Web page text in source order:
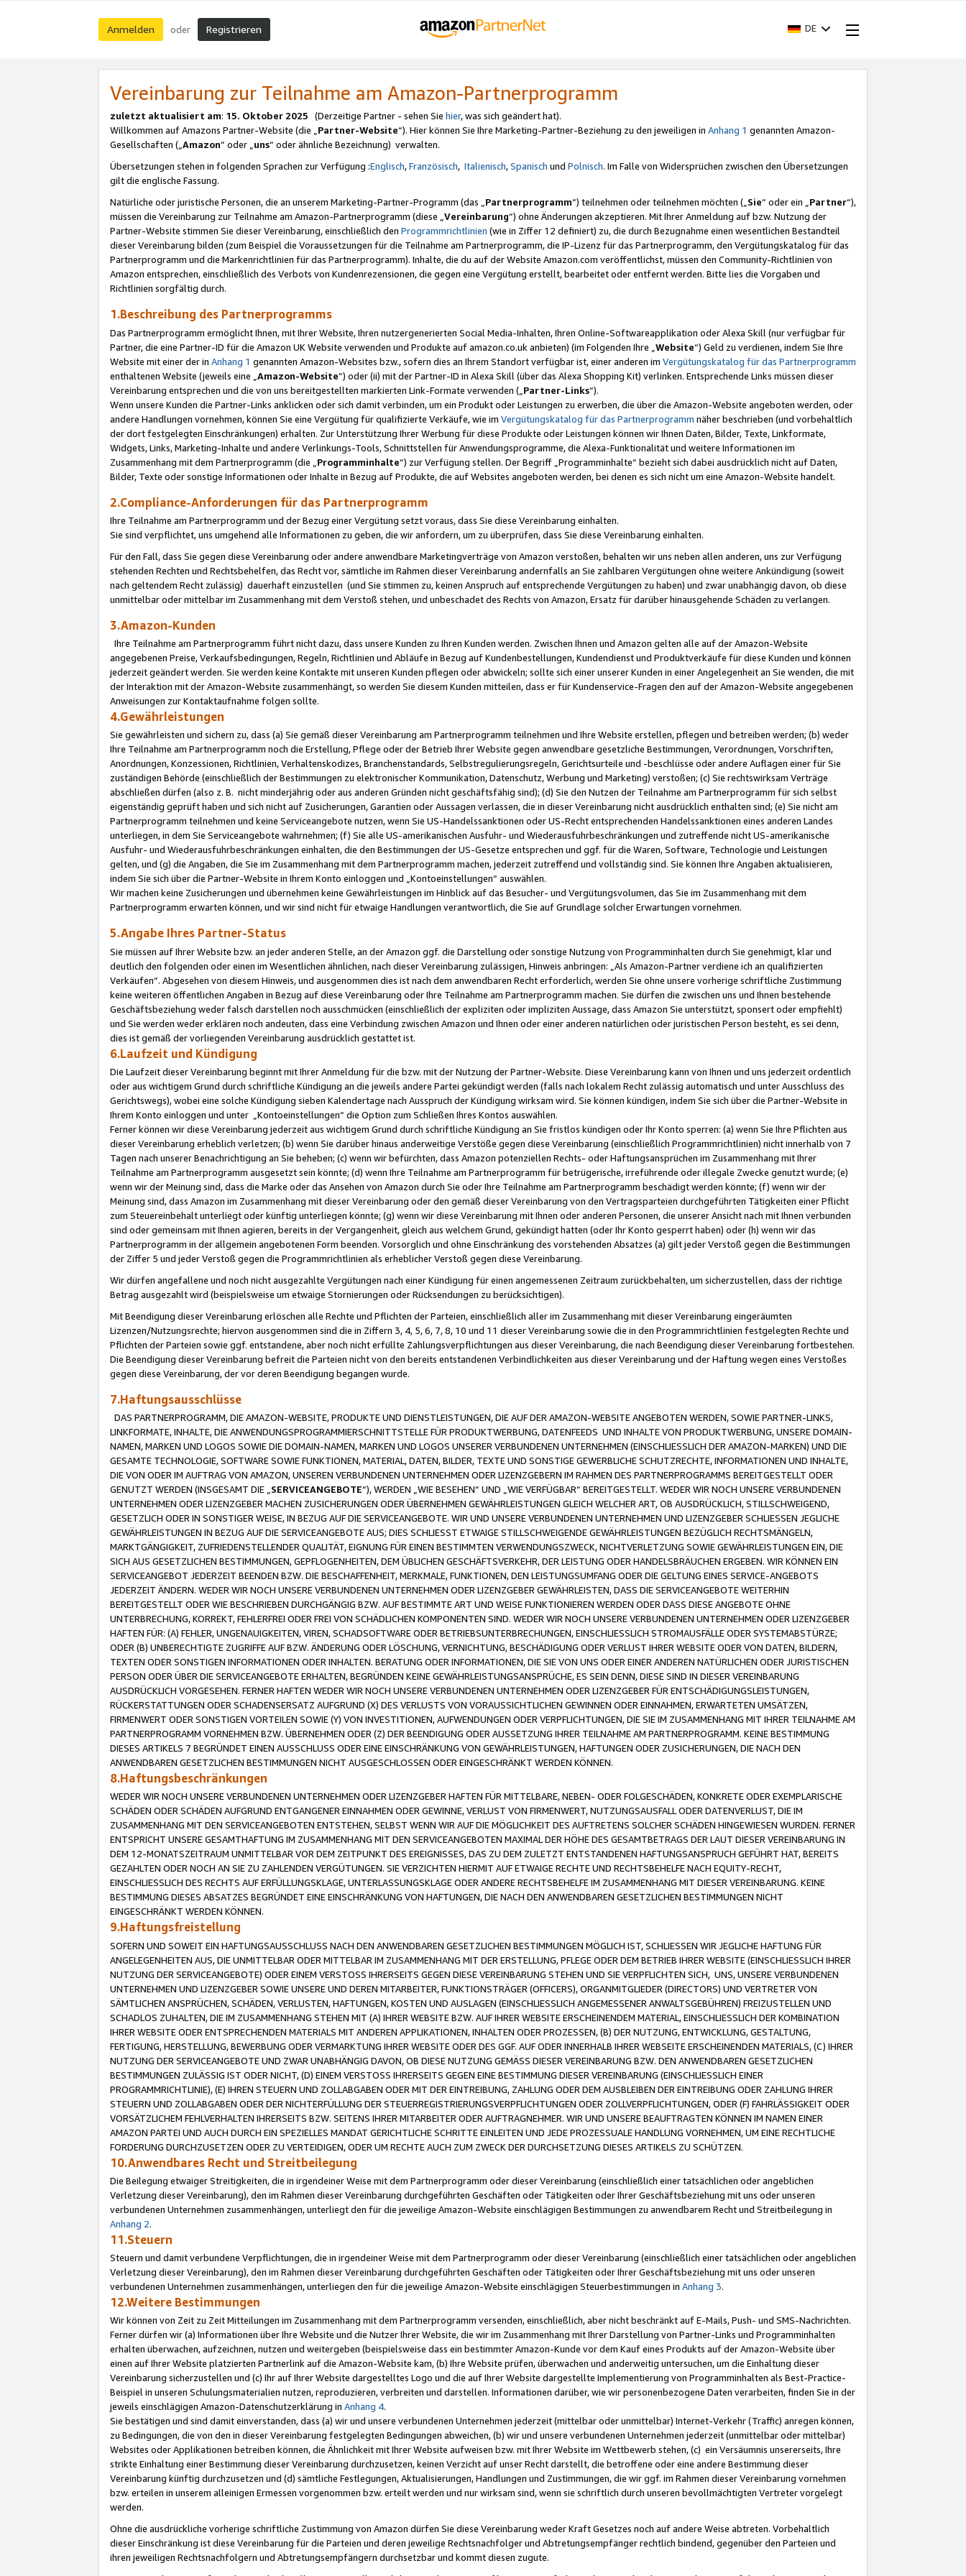
Anmelden oder Registrieren DE
Vereinbarung zur Teilnahme am Amazon-Partnerprogramm
zuletzt aktualisiert am: 15. Oktober 2025 (Derzeitige Partner - sehen Sie hier, was sich geändert hat).
Willkommen auf Amazons Partner-Website (die „Partner-Website“). Hier können Sie Ihre Marketing-Partner-Beziehung zu den jeweiligen in Anhang 1 genannten Amazon-
Gesellschaften („Amazon“ oder „uns“ oder ähnliche Bezeichnung) verwalten.
Übersetzungen stehen in folgenden Sprachen zur Verfügung :Englisch,Französisch, Italienisch,Spanisch und Polnisch. Im Falle von Widersprüchen zwischen den Übersetzungen
gilt die englische Fassung.
Natürliche oder juristische Personen, die an unserem Marketing-Partner-Programm (das „Partnerprogramm“) teilnehmen oder teilnehmen möchten („Sie“ oder ein „Partner“),
müssen die Vereinbarung zur Teilnahme am Amazon-Partnerprogramm (diese „Vereinbarung“) ohne Änderungen akzeptieren. Mit Ihrer Anmeldung auf bzw. Nutzung der
Partner-Website stimmen Sie dieser Vereinbarung, einschließlich den Programmrichtlinien (wie in Ziffer 12 definiert) zu, die durch Bezugnahme einen wesentlichen Bestandteil
dieser Vereinbarung bilden (zum Beispiel die Voraussetzungen für die Teilnahme am Partnerprogramm, die IP-Lizenz für das Partnerprogramm, den Vergütungskatalog für das
Partnerprogramm und die Markenrichtlinien für das Partnerprogramm). Inhalte, die du auf der Website Amazon.com veröffentlichst, müssen den Community-Richtlinien von
Amazon entsprechen, einschließlich des Verbots von Kundenrezensionen, die gegen eine Vergütung erstellt, bearbeitet oder entfernt werden. Bitte lies die Vorgaben und
Richtlinien sorgfältig durch.
1.Beschreibung des Partnerprogramms
Das Partnerprogramm ermöglicht Ihnen, mit Ihrer Website, Ihren nutzergenerierten Social Media-Inhalten, Ihren Online-Softwareapplikation oder Alexa Skill (nur verfügbar für
Partner, die eine Partner-ID für die Amazon UK Website verwenden und Produkte auf amazon.co.uk anbieten) (im Folgenden Ihre „ Website“) Geld zu verdienen, indem Sie Ihre
Website mit einer der in Anhang 1 genannten Amazon-Websites bzw., sofern dies an Ihrem Standort verfügbar ist, einer anderen im Vergütungskatalog für das Partnerprogramm
enthaltenen Website (jeweils eine „ Amazon-Website“) oder (ii) mit der Partner-ID in Alexa Skill (über das Alexa Shopping Kit) verlinken. Entsprechende Links müssen dieser
Vereinbarung entsprechen und die von uns bereitgestellten markierten Link-Formate verwenden („ Partner-Links“).
Wenn unsere Kunden die Partner-Links anklicken oder sich damit verbinden, um ein Produkt oder Leistungen zu erwerben, die über die Amazon-Website angeboten werden, oder
andere Handlungen vornehmen, können Sie eine Vergütung für qualifizierte Verkäufe, wie im Vergütungskatalog für das Partnerprogramm näher beschrieben (und vorbehaltlich
der dort festgelegten Einschränkungen) erhalten. Zur Unterstützung Ihrer Werbung für diese Produkte oder Leistungen können wir Ihnen Daten, Bilder, Texte, Linkformate,
Widgets, Links, Marketing-Inhalte und andere Verlinkungs-Tools, Schnittstellen für Anwendungsprogramme, die Alexa-Funktionalität und weitere Informationen im
Zusammenhang mit dem Partnerprogramm (die „ Programminhalte“) zur Verfügung stellen. Der Begriff „Programminhalte“ bezieht sich dabei ausdrücklich nicht auf Daten,
Bilder, Texte oder sonstige Informationen oder Inhalte in Bezug auf Produkte, die auf Websites angeboten werden, bei denen es sich nicht um eine Amazon-Website handelt.
2.Compliance-Anforderungen für das Partnerprogramm
Ihre Teilnahme am Partnerprogramm und der Bezug einer Vergütung setzt voraus, dass Sie diese Vereinbarung einhalten.
Sie sind verpflichtet, uns umgehend alle Informationen zu geben, die wir anfordern, um zu überprüfen, dass Sie diese Vereinbarung einhalten.
Für den Fall, dass Sie gegen diese Vereinbarung oder andere anwendbare Marketingverträge von Amazon verstoßen, behalten wir uns neben allen anderen, uns zur Verfügung
stehenden Rechten und Rechtsbehelfen, das Recht vor, sämtliche im Rahmen dieser Vereinbarung andernfalls an Sie zahlbaren Vergütungen ohne weitere Ankündigung (soweit
nach geltendem Recht zulässig) dauerhaft einzustellen (und Sie stimmen zu, keinen Anspruch auf entsprechende Vergütungen zu haben) und zwar unabhängig davon, ob diese
unmittelbar oder mittelbar im Zusammenhang mit dem Verstoß stehen, und unbeschadet des Rechts von Amazon, Ersatz für darüber hinausgehende Schäden zu verlangen.
3.Amazon-Kunden
Ihre Teilnahme am Partnerprogramm führt nicht dazu, dass unsere Kunden zu Ihren Kunden werden. Zwischen Ihnen und Amazon gelten alle auf der Amazon-Website
angegebenen Preise, Verkaufsbedingungen, Regeln, Richtlinien und Abläufe in Bezug auf Kundenbestellungen, Kundendienst und Produktverkäufe für diese Kunden und können
jederzeit geändert werden. Sie werden keine Kontakte mit unseren Kunden pflegen oder abwickeln; sollte sich einer unserer Kunden in einer Angelegenheit an Sie wenden, die mit
der Interaktion mit der Amazon-Website zusammenhängt, so werden Sie diesem Kunden mitteilen, dass er für Kundenservice-Fragen den auf der Amazon-Website angegebenen
Anweisungen zur Kontaktaufnahme folgen sollte.
4.Gewährleistungen
Sie gewährleisten und sichern zu, dass (a) Sie gemäß dieser Vereinbarung am Partnerprogramm teilnehmen und Ihre Website erstellen, pflegen und betreiben werden; (b) weder
Ihre Teilnahme am Partnerprogramm noch die Erstellung, Pflege oder der Betrieb Ihrer Website gegen anwendbare gesetzliche Bestimmungen, Verordnungen, Vorschriften,
Anordnungen, Konzessionen, Richtlinien, Verhaltenskodizes, Branchenstandards, Selbstregulierungsregeln, Gerichtsurteile und -beschlüsse oder andere Auflagen einer für Sie
zuständigen Behörde (einschließlich der Bestimmungen zu elektronischer Kommunikation, Datenschutz, Werbung und Marketing) verstoßen; (c) Sie rechtswirksam Verträge
abschließen dürfen (also z. B. nicht minderjährig oder aus anderen Gründen nicht geschäftsfähig sind); (d) Sie den Nutzen der Teilnahme am Partnerprogramm für sich selbst
eigenständig geprüft haben und sich nicht auf Zusicherungen, Garantien oder Aussagen verlassen, die in dieser Vereinbarung nicht ausdrücklich enthalten sind; (e) Sie nicht am
Partnerprogramm teilnehmen und keine Serviceangebote nutzen, wenn Sie US-Handelssanktionen oder US-Recht entsprechenden Handelssanktionen eines anderen Landes
unterliegen, in dem Sie Serviceangebote wahrnehmen; (f) Sie alle US-amerikanischen Ausfuhr- und Wiederausfuhrbeschränkungen und zutreffende nicht US-amerikanische
Ausfuhr- und Wiederausfuhrbeschränkungen einhalten, die den Bestimmungen der US-Gesetze entsprechen und ggf. für die Waren, Software, Technologie und Leistungen
gelten, und (g) die Angaben, die Sie im Zusammenhang mit dem Partnerprogramm machen, jederzeit zutreffend und vollständig sind. Sie können Ihre Angaben aktualisieren,
indem Sie sich über die Partner-Website in Ihrem Konto einloggen und „Kontoeinstellungen“ auswählen.
Wir machen keine Zusicherungen und übernehmen keine Gewährleistungen im Hinblick auf das Besucher- und Vergütungsvolumen, das Sie im Zusammenhang mit dem
Partnerprogramm erwarten können, und wir sind nicht für etwaige Handlungen verantwortlich, die Sie auf Grundlage solcher Erwartungen vornehmen.
5.Angabe Ihres Partner-Status
Sie müssen auf Ihrer Website bzw. an jeder anderen Stelle, an der Amazon ggf. die Darstellung oder sonstige Nutzung von Programminhalten durch Sie genehmigt, klar und
deutlich den folgenden oder einen im Wesentlichen ähnlichen, nach dieser Vereinbarung zulässigen, Hinweis anbringen: „Als Amazon-Partner verdiene ich an qualifizierten
Verkäufen“. Abgesehen von diesem Hinweis, und ausgenommen dies ist nach dem anwendbaren Recht erforderlich, werden Sie ohne unsere vorherige schriftliche Zustimmung
keine weiteren öffentlichen Angaben in Bezug auf diese Vereinbarung oder Ihre Teilnahme am Partnerprogramm machen. Sie dürfen die zwischen uns und Ihnen bestehende
Geschäftsbeziehung weder falsch darstellen noch ausschmücken (einschließlich der expliziten oder impliziten Aussage, dass Amazon Sie unterstützt, sponsert oder empfiehlt)
und Sie werden weder erklären noch andeuten, dass eine Verbindung zwischen Amazon und Ihnen oder einer anderen natürlichen oder juristischen Person besteht, es sei denn,
dies ist gemäß der vorliegenden Vereinbarung ausdrücklich gestattet ist.
6.Laufzeit und Kündigung
Die Laufzeit dieser Vereinbarung beginnt mit Ihrer Anmeldung für die bzw. mit der Nutzung der Partner-Website. Diese Vereinbarung kann von Ihnen und uns jederzeit ordentlich
oder aus wichtigem Grund durch schriftliche Kündigung an die jeweils andere Partei gekündigt werden (falls nach lokalem Recht zulässig automatisch und unter Ausschluss des
Gerichtswegs), wobei eine solche Kündigung sieben Kalendertage nach Ausspruch der Kündigung wirksam wird. Sie können kündigen, indem Sie sich über die Partner-Website in
Ihrem Konto einloggen und unter „Kontoeinstellungen“ die Option zum Schließen Ihres Kontos auswählen.
Ferner können wir diese Vereinbarung jederzeit aus wichtigem Grund durch schriftliche Kündigung an Sie fristlos kündigen oder Ihr Konto sperren: (a) wenn Sie Ihre Pflichten aus
dieser Vereinbarung erheblich verletzen; (b) wenn Sie darüber hinaus anderweitige Verstöße gegen diese Vereinbarung (einschließlich Programmrichtlinien) nicht innerhalb von 7
Tagen nach unserer Benachrichtigung an Sie beheben; (c) wenn wir befürchten, dass Amazon potenziellen Rechts- oder Haftungsansprüchen im Zusammenhang mit Ihrer
Teilnahme am Partnerprogramm ausgesetzt sein könnte; (d) wenn Ihre Teilnahme am Partnerprogramm für betrügerische, irreführende oder illegale Zwecke genutzt wurde; (e)
wenn wir der Meinung sind, dass die Marke oder das Ansehen von Amazon durch Sie oder Ihre Teilnahme am Partnerprogramm beschädigt werden könnte; (f) wenn wir der
Meinung sind, dass Amazon im Zusammenhang mit dieser Vereinbarung oder den gemäß dieser Vereinbarung von den Vertragsparteien durchgeführten Tätigkeiten einer Pflicht
zum Steuereinbehalt unterliegt oder künftig unterliegen könnte; (g) wenn wir diese Vereinbarung mit Ihnen oder anderen Personen, die unserer Ansicht nach mit Ihnen verbunden
sind oder gemeinsam mit Ihnen agieren, bereits in der Vergangenheit, gleich aus welchem Grund, gekündigt hatten (oder Ihr Konto gesperrt haben) oder (h) wenn wir das
Partnerprogramm in der allgemein angebotenen Form beenden. Vorsorglich und ohne Einschränkung des vorstehenden Absatzes (a) gilt jeder Verstoß gegen die Bestimmungen
der Ziffer 5 und jeder Verstoß gegen die Programmrichtlinien als erheblicher Verstoß gegen diese Vereinbarung.
Wir dürfen angefallene und noch nicht ausgezahlte Vergütungen nach einer Kündigung für einen angemessenen Zeitraum zurückbehalten, um sicherzustellen, dass der richtige
Betrag ausgezahlt wird (beispielsweise um etwaige Stornierungen oder Rücksendungen zu berücksichtigen).
Mit Beendigung dieser Vereinbarung erlöschen alle Rechte und Pflichten der Parteien, einschließlich aller im Zusammenhang mit dieser Vereinbarung eingeräumten
Lizenzen/Nutzungsrechte; hiervon ausgenommen sind die in Ziffern 3, 4, 5, 6, 7, 8, 10 und 11 dieser Vereinbarung sowie die in den Programmrichtlinien festgelegten Rechte und
Pflichten der Parteien sowie ggf. entstandene, aber noch nicht erfüllte Zahlungsverpflichtungen aus dieser Vereinbarung, die nach Beendigung dieser Vereinbarung fortbestehen.
Die Beendigung dieser Vereinbarung befreit die Parteien nicht von den bereits entstandenen Verbindlichkeiten aus dieser Vereinbarung und der Haftung wegen eines Verstoßes
gegen diese Vereinbarung, der vor deren Beendigung begangen wurde.
7.Haftungsausschlüsse
DAS PARTNERPROGRAMM, DIE AMAZON-WEBSITE, PRODUKTE UND DIENSTLEISTUNGEN, DIE AUF DER AMAZON-WEBSITE ANGEBOTEN WERDEN, SOWIE PARTNER-LINKS,
LINKFORMATE, INHALTE, DIE ANWENDUNGSPROGRAMMIERSCHNITTSTELLE FÜR PRODUKTWERBUNG, DATENFEEDS UND INHALTE VON PRODUKTWERBUNG, UNSERE DOMAIN-
NAMEN, MARKEN UND LOGOS SOWIE DIE DOMAIN-NAMEN, MARKEN UND LOGOS UNSERER VERBUNDENEN UNTERNEHMEN (EINSCHLIESSLICH DER AMAZON-MARKEN) UND DIE
GESAMTE TECHNOLOGIE, SOFTWARE SOWIE FUNKTIONEN, MATERIAL, DATEN, BILDER, TEXTE UND SONSTIGE GEWERBLICHE SCHUTZRECHTE, INFORMATIONEN UND INHALTE,
DIE VON ODER IM AUFTRAG VON AMAZON, UNSEREN VERBUNDENEN UNTERNEHMEN ODER LIZENZGEBERN IM RAHMEN DES PARTNERPROGRAMMS BEREITGESTELLT ODER
GENUTZT WERDEN (INSGESAMT DIE „ SERVICEANGEBOTE“), WERDEN „WIE BESEHEN“ UND „WIE VERFÜGBAR“ BEREITGESTELLT. WEDER WIR NOCH UNSERE VERBUNDENEN
UNTERNEHMEN ODER LIZENZGEBER MACHEN ZUSICHERUNGEN ODER ÜBERNEHMEN GEWÄHRLEISTUNGEN GLEICH WELCHER ART, OB AUSDRÜCKLICH, STILLSCHWEIGEND,
GESETZLICH ODER IN SONSTIGER WEISE, IN BEZUG AUF DIE SERVICEANGEBOTE. WIR UND UNSERE VERBUNDENEN UNTERNEHMEN UND LIZENZGEBER SCHLIESSEN JEGLICHE
GEWÄHRLEISTUNGEN IN BEZUG AUF DIE SERVICEANGEBOTE AUS; DIES SCHLIESST ETWAIGE STILLSCHWEIGENDE GEWÄHRLEISTUNGEN BEZÜGLICH RECHTSMÄNGELN,
MARKTGÄNGIGKEIT, ZUFRIEDENSTELLENDER QUALITÄT, EIGNUNG FÜR EINEN BESTIMMTEN VERWENDUNGSZWECK, NICHTVERLETZUNG SOWIE GEWÄHRLEISTUNGEN EIN, DIE
SICH AUS GESETZLICHEN BESTIMMUNGEN, GEPFLOGENHEITEN, DEM ÜBLICHEN GESCHÄFTSVERKEHR, DER LEISTUNG ODER HANDELSBRÄUCHEN ERGEBEN. WIR KÖNNEN EIN
SERVICEANGEBOT JEDERZEIT BEENDEN BZW. DIE BESCHAFFENHEIT, MERKMALE, FUNKTIONEN, DEN LEISTUNGSUMFANG ODER DIE GELTUNG EINES SERVICE-ANGEBOTS
JEDERZEIT ÄNDERN. WEDER WIR NOCH UNSERE VERBUNDENEN UNTERNEHMEN ODER LIZENZGEBER GEWÄHRLEISTEN, DASS DIE SERVICEANGEBOTE WEITERHIN
BEREITGESTELLT ODER WIE BESCHRIEBEN DURCHGÄNGIG BZW. AUF BESTIMMTE ART UND WEISE FUNKTIONIEREN WERDEN ODER DASS DIESE ANGEBOTE OHNE
UNTERBRECHUNG, KORREKT, FEHLERFREI ODER FREI VON SCHÄDLICHEN KOMPONENTEN SIND. WEDER WIR NOCH UNSERE VERBUNDENEN UNTERNEHMEN ODER LIZENZGEBER
HAFTEN FÜR: (A) FEHLER, UNGENAUIGKEITEN, VIREN, SCHADSOFTWARE ODER BETRIEBSUNTERBRECHUNGEN, EINSCHLIESSLICH STROMAUSFÄLLE ODER SYSTEMABSTÜRZE;
ODER (B) UNBERECHTIGTE ZUGRIFFE AUF BZW. ÄNDERUNG ODER LÖSCHUNG, VERNICHTUNG, BESCHÄDIGUNG ODER VERLUST IHRER WEBSITE ODER VON DATEN, BILDERN,
TEXTEN ODER SONSTIGEN INFORMATIONEN ODER INHALTEN. BERATUNG ODER INFORMATIONEN, DIE SIE VON UNS ODER EINER ANDEREN NATÜRLICHEN ODER JURISTISCHEN
PERSON ODER ÜBER DIE SERVICEANGEBOTE ERHALTEN, BEGRÜNDEN KEINE GEWÄHRLEISTUNGSANSPRÜCHE, ES SEIN DENN, DIESE SIND IN DIESER VEREINBARUNG
AUSDRÜCKLICH VORGESEHEN. FERNER HAFTEN WEDER WIR NOCH UNSERE VERBUNDENEN UNTERNEHMEN ODER LIZENZGEBER FÜR ENTSCHÄDIGUNGSLEISTUNGEN,
RÜCKERSTATTUNGEN ODER SCHADENSERSATZ AUFGRUND (X) DES VERLUSTS VON VORAUSSICHTLICHEN GEWINNEN ODER EINNAHMEN, ERWARTETEN UMSÄTZEN,
FIRMENWERT ODER SONSTIGEN VORTEILEN SOWIE (Y) VON INVESTITIONEN, AUFWENDUNGEN ODER VERPFLICHTUNGEN, DIE SIE IM ZUSAMMENHANG MIT IHRER TEILNAHME AM
PARTNERPROGRAMM VORNEHMEN BZW. ÜBERNEHMEN ODER (Z) DER BEENDIGUNG ODER AUSSETZUNG IHRER TEILNAHME AM PARTNERPROGRAMM. KEINE BESTIMMUNG
DIESES ARTIKELS 7 BEGRÜNDET EINEN AUSSCHLUSS ODER EINE EINSCHRÄNKUNG VON GEWÄHRLEISTUNGEN, HAFTUNGEN ODER ZUSICHERUNGEN, DIE NACH DEN
ANWENDBAREN GESETZLICHEN BESTIMMUNGEN NICHT AUSGESCHLOSSEN ODER EINGESCHRÄNKT WERDEN KÖNNEN.
8.Haftungsbeschränkungen
WEDER WIR NOCH UNSERE VERBUNDENEN UNTERNEHMEN ODER LIZENZGEBER HAFTEN FÜR MITTELBARE, NEBEN- ODER FOLGESCHÄDEN, KONKRETE ODER EXEMPLARISCHE
SCHÄDEN ODER SCHÄDEN AUFGRUND ENTGANGENER EINNAHMEN ODER GEWINNE, VERLUST VON FIRMENWERT, NUTZUNGSAUSFALL ODER DATENVERLUST, DIE IM
ZUSAMMENHANG MIT DEN SERVICEANGEBOTEN ENTSTEHEN, SELBST WENN WIR AUF DIE MÖGLICHKEIT DES AUFTRETENS SOLCHER SCHÄDEN HINGEWIESEN WURDEN. FERNER
ENTSPRICHT UNSERE GESAMTHAFTUNG IM ZUSAMMENHANG MIT DEN SERVICEANGEBOTEN MAXIMAL DER HÖHE DES GESAMTBETRAGS DER LAUT DIESER VEREINBARUNG IN
DEM 12-MONATSZEITRAUM UNMITTELBAR VOR DEM ZEITPUNKT DES EREIGNISSES, DAS ZU DEM ZULETZT ENTSTANDENEN HAFTUNGSANSPRUCH GEFÜHRT HAT, BEREITS
GEZAHLTEN ODER NOCH AN SIE ZU ZAHLENDEN VERGÜTUNGEN. SIE VERZICHTEN HIERMIT AUF ETWAIGE RECHTE UND RECHTSBEHELFE NACH EQUITY-RECHT,
EINSCHLIESSLICH DES RECHTS AUF ERFÜLLUNGSKLAGE, UNTERLASSUNGSKLAGE ODER ANDERE RECHTSBEHELFE IM ZUSAMMENHANG MIT DIESER VEREINBARUNG. KEINE
BESTIMMUNG DIESES ABSATZES BEGRÜNDET EINE EINSCHRÄNKUNG VON HAFTUNGEN, DIE NACH DEN ANWENDBAREN GESETZLICHEN BESTIMMUNGEN NICHT
EINGESCHRÄNKT WERDEN KÖNNEN.
9.Haftungsfreistellung
SOFERN UND SOWEIT EIN HAFTUNGSAUSSCHLUSS NACH DEN ANWENDBAREN GESETZLICHEN BESTIMMUNGEN MÖGLICH IST, SCHLIESSEN WIR JEGLICHE HAFTUNG FÜR
ANGELEGENHEITEN AUS, DIE UNMITTELBAR ODER MITTELBAR IM ZUSAMMENHANG MIT DER ERSTELLUNG, PFLEGE ODER DEM BETRIEB IHRER WEBSITE (EINSCHLIESSLICH IHRER
NUTZUNG DER SERVICEANGEBOTE) ODER EINEM VERSTOSS IHRERSEITS GEGEN DIESE VEREINBARUNG STEHEN UND SIE VERPFLICHTEN SICH, UNS, UNSERE VERBUNDENEN
UNTERNEHMEN UND LIZENZGEBER SOWIE UNSERE UND DEREN MITARBEITER, FUNKTIONSTRÄGER (OFFICERS), ORGANMITGLIEDER (DIRECTORS) UND VERTRETER VON
SÄMTLICHEN ANSPRÜCHEN, SCHÄDEN, VERLUSTEN, HAFTUNGEN, KOSTEN UND AUSLAGEN (EINSCHLIESSLICH ANGEMESSENER ANWALTSGEBÜHREN) FREIZUSTELLEN UND
SCHADLOS ZUHALTEN, DIE IM ZUSAMMENHANG STEHEN MIT (A) IHRER WEBSITE BZW. AUF IHRER WEBSITE ERSCHEINENDEM MATERIAL, EINSCHLIESSLICH DER KOMBINATION
IHRER WEBSITE ODER ENTSPRECHENDEN MATERIALS MIT ANDEREN APPLIKATIONEN, INHALTEN ODER PROZESSEN, (B) DER NUTZUNG, ENTWICKLUNG, GESTALTUNG,
FERTIGUNG, HERSTELLUNG, BEWERBUNG ODER VERMARKTUNG IHRER WEBSITE ODER DES GGF. AUF ODER INNERHALB IHRER WEBSEITE ERSCHEINENDEN MATERIALS, (C) IHRER
NUTZUNG DER SERVICEANGEBOTE UND ZWAR UNABHÄNGIG DAVON, OB DIESE NUTZUNG GEMÄSS DIESER VEREINBARUNG BZW. DEN ANWENDBAREN GESETZLICHEN
BESTIMMUNGEN ZULÄSSIG IST ODER NICHT, (D) EINEM VERSTOSS IHRERSEITS GEGEN EINE BESTIMMUNG DIESER VEREINBARUNG (EINSCHLIESSLICH EINER
PROGRAMMRICHTLINIE), (E) IHREN STEUERN UND ZOLLABGABEN ODER MIT DER EINTREIBUNG, ZAHLUNG ODER DEM AUSBLEIBEN DER EINTREIBUNG ODER ZAHLUNG IHRER
STEUERN UND ZOLLABGABEN ODER DER NICHTERFÜLLUNG DER STEUERREGISTRIERUNGSVERPFLICHTUNGEN ODER ZOLLVERPFLICHTUNGEN, ODER (F) FAHRLÄSSIGKEIT ODER
VORSÄTZLICHEM FEHLVERHALTEN IHRERSEITS BZW. SEITENS IHRER MITARBEITER ODER AUFTRAGNEHMER. WIR UND UNSERE BEAUFTRAGTEN KÖNNEN IM NAMEN EINER
AMAZON PARTEI UND AUCH DURCH EIN SPEZIELLES MANDAT GERICHTLICHE SCHRITTE EINLEITEN UND JEDE PROZESSUALE HANDLUNG VORNEHMEN, UM EINE RECHTLICHE
FORDERUNG DURCHZUSETZEN ODER ZU VERTEIDIGEN, ODER UM RECHTE AUCH ZUM ZWECK DER DURCHSETZUNG DIESES ARTIKELS ZU SCHÜTZEN.
10.Anwendbares Recht und Streitbeilegung
Die Beilegung etwaiger Streitigkeiten, die in irgendeiner Weise mit dem Partnerprogramm oder dieser Vereinbarung (einschließlich einer tatsächlichen oder angeblichen
Verletzung dieser Vereinbarung), den im Rahmen dieser Vereinbarung durchgeführten Geschäften oder Tätigkeiten oder Ihrer Geschäftsbeziehung mit uns oder unseren
verbundenen Unternehmen zusammenhängen, unterliegt den für die jeweilige Amazon-Website einschlägigen Bestimmungen zu anwendbarem Recht und Streitbeilegung in
Anhang 2.
11.Steuern
Steuern und damit verbundene Verpflichtungen, die in irgendeiner Weise mit dem Partnerprogramm oder dieser Vereinbarung (einschließlich einer tatsächlichen oder angeblichen
Verletzung dieser Vereinbarung), den im Rahmen dieser Vereinbarung durchgeführten Geschäften oder Tätigkeiten oder Ihrer Geschäftsbeziehung mit uns oder unseren
verbundenen Unternehmen zusammenhängen, unterliegen den für die jeweilige Amazon-Website einschlägigen Steuerbestimmungen in Anhang 3.
12.Weitere Bestimmungen
Wir können von Zeit zu Zeit Mitteilungen im Zusammenhang mit dem Partnerprogramm versenden, einschließlich, aber nicht beschränkt auf E-Mails, Push- und SMS-Nachrichten.
Ferner dürfen wir (a) Informationen über Ihre Website und die Nutzer Ihrer Website, die wir im Zusammenhang mit Ihrer Darstellung von Partner-Links und Programminhalten
erhalten überwachen, aufzeichnen, nutzen und weitergeben (beispielsweise dass ein bestimmter Amazon-Kunde vor dem Kauf eines Produkts auf der Amazon-Website über
einen auf Ihrer Website platzierten Partnerlink auf die Amazon-Website kam, (b) Ihre Website prüfen, überwachen und anderweitig untersuchen, um die Einhaltung dieser
Vereinbarung sicherzustellen und (c) Ihr auf Ihrer Website dargestelltes Logo und die auf Ihrer Website dargestellte Implementierung von Programminhalten als Best-Practice-
Beispiel in unseren Schulungsmaterialien nutzen, reproduzieren, verbreiten und darstellen. Informationen darüber, wie wir personenbezogene Daten verarbeiten, finden Sie in der
jeweils einschlägigen Amazon-Datenschutzerklärung in Anhang 4.
Sie bestätigen und sind damit einverstanden, dass (a) wir und unsere verbundenen Unternehmen jederzeit (mittelbar oder unmittelbar) Internet-Verkehr (Traffic) anregen können,
zu Bedingungen, die von den in dieser Vereinbarung festgelegten Bedingungen abweichen, (b) wir und unsere verbundenen Unternehmen jederzeit (unmittelbar oder mittelbar)
Websites oder Applikationen betreiben können, die Ähnlichkeit mit Ihrer Website aufweisen bzw. mit Ihrer Website im Wettbewerb stehen, (c) ein Versäumnis unsererseits, Ihre
strikte Einhaltung einer Bestimmung dieser Vereinbarung durchzusetzen, keinen Verzicht auf unser Recht darstellt, die betroffene oder eine andere Bestimmung dieser
Vereinbarung künftig durchzusetzen und (d) sämtliche Festlegungen, Aktualisierungen, Handlungen und Zustimmungen, die wir ggf. im Rahmen dieser Vereinbarung vornehmen
bzw. erteilen in unserem alleinigen Ermessen vorgenommen bzw. erteilt werden und nur wirksam sind, wenn sie schriftlich durch unseren bevollmächtigten Vertreter vorgelegt
werden.
Ohne die ausdrückliche vorherige schriftliche Zustimmung von Amazon dürfen Sie diese Vereinbarung weder Kraft Gesetzes noch auf andere Weise abtreten. Vorbehaltlich
dieser Einschränkung ist diese Vereinbarung für die Parteien und deren jeweilige Rechtsnachfolger und Abtretungsempfänger rechtlich bindend, gegenüber den Parteien und
ihren jeweiligen Rechtsnachfolgern und Abtretungsempfängern durchsetzbar und kommt diesen zugute.